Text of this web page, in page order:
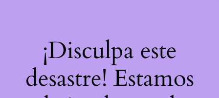
¡Disculpa este
desastre! Estamos